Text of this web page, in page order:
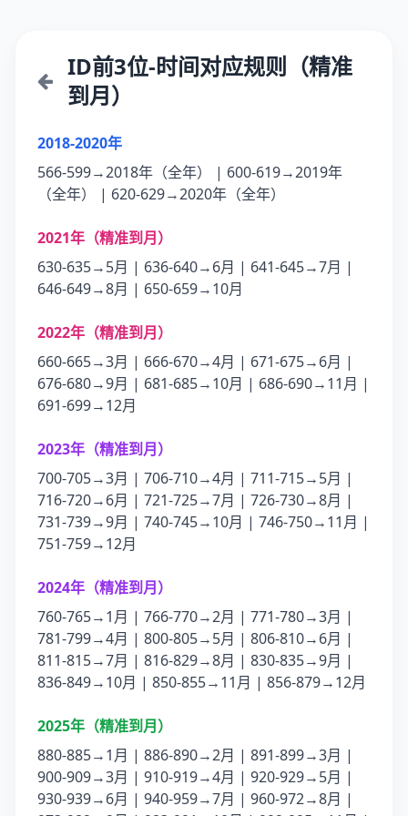
ID前3位-时间对应规则（精准
到月）
2018-2020年
566-599→2018年（全年） | 600-619→2019年
（全年） | 620-629→2020年（全年）
2021年（精准到月）
630-635→5月 | 636-640→6月 | 641-645→7月 |
646-649→8月 | 650-659→10月
2022年（精准到月）
660-665→3月 | 666-670→4月 | 671-675→6月 |
676-680→9月 | 681-685→10月 | 686-690→11月 |
691-699→12月
2023年（精准到月）
700-705→3月 | 706-710→4月 | 711-715→5月 |
716-720→6月 | 721-725→7月 | 726-730→8月 |
731-739→9月 | 740-745→10月 | 746-750→11月 |
751-759→12月
2024年（精准到月）
760-765→1月 | 766-770→2月 | 771-780→3月 |
781-799→4月 | 800-805→5月 | 806-810→6月 |
811-815→7月 | 816-829→8月 | 830-835→9月 |
836-849→10月 | 850-855→11月 | 856-879→12月
2025年（精准到月）
880-885→1月 | 886-890→2月 | 891-899→3月 |
900-909→3月 | 910-919→4月 | 920-929→5月 |
930-939→6月 | 940-959→7月 | 960-972→8月 |